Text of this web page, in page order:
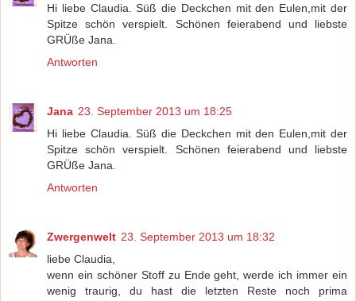
Hi liebe Claudia. Süß die Deckchen mit den Eulen,mit der
Spitze schön verspielt. Schönen feierabend und liebste
GRÜße Jana.
Antworten
Jana 23. September 2013 um 18:25
Hi liebe Claudia. Süß die Deckchen mit den Eulen,mit der
Spitze schön verspielt. Schönen feierabend und liebste
GRÜße Jana.
Antworten
Zwergenwelt 23. September 2013 um 18:32
liebe Claudia,
wenn ein schöner Stoff zu Ende geht, werde ich immer ein
wenig traurig, du hast die letzten Reste noch prima